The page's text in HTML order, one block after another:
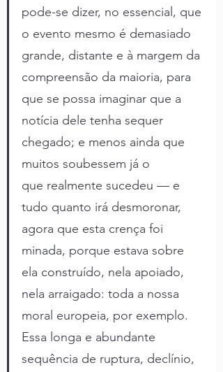
pode-se dizer, no essencial, que
o evento mesmo é demasiado
grande, distante e à margem da
compreensão da maioria, para
que se possa imaginar que a
notícia dele tenha sequer
chegado; e menos ainda que
muitos soubessem já o
que realmente sucedeu — e
tudo quanto irá desmoronar,
agora que esta crença foi
minada, porque estava sobre
ela construído, nela apoiado,
nela arraigado: toda a nossa
moral europeia, por exemplo.
Essa longa e abundante
sequência de ruptura, declínio,